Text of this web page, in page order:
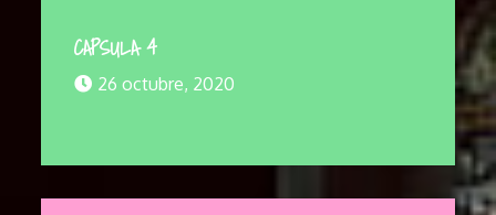
CAPSULA 4
26 octubre, 2020